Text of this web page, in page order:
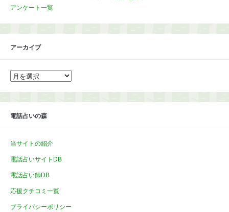
アンケート一覧
アーカイブ
ア
ー
イ
電話占いの森
当サイトの紹介
電話占いサイトDB
電話占い師DB
応援クチコミ一覧
プライバシーポリシー